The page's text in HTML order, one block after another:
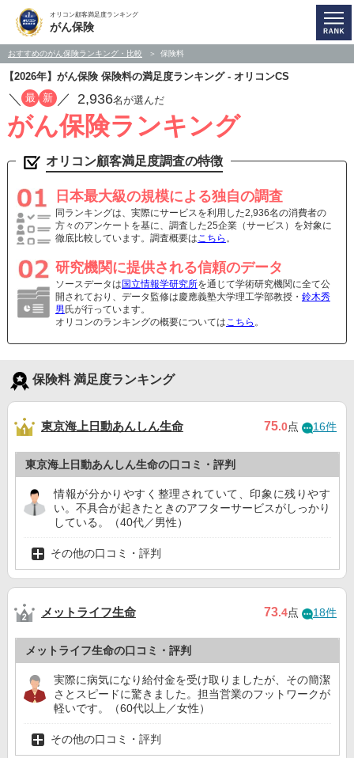
オリコン顧客満足度ランキング
がん保険
おすすめのがん保険ランキング・比較 保険料
【2026年】がん保険 保険料の満足度ランキング - オリコンCS
／ 最 新 ／ 2,936名が選んだ
がん保険ランキング
オリコン顧客満足度調査の特徴
日本最大級の規模による独自の調査
同ランキングは、実際にサービスを利用した2,936名の消費者の
方々のアンケートを基に、調査した25企業（サービス）を対象に
徹底比較しています。調査概要はこちら 。
研究機関に提供される信頼のデータ
ソースデータは 国立情報学研究所を通じて学術研究機関に全て公
開されており、データ監修は慶應義塾大学理工学部教授・ 鈴木秀
男 氏が行っています。
オリコンのランキングの概要についてはこちら 。
保険料 満足度ランキング
東京海上日動あんしん生命 75.0点 16件
東京海上日動あんしん生命の口コミ・評判
情報が分かりやすく整理されていて、印象に残りやす
い。不具合が起きたときのアフターサービスがしっかり
している。（40代／男性）
その他の口コミ・評判
メットライフ生命 73.4点 18件
メットライフ生命の口コミ・評判
実際に病気になり給付金を受け取りましたが、その簡潔
さとスピードに驚きました。担当営業のフットワークが
軽いです。（60代以上／女性）
その他の口コミ・評判